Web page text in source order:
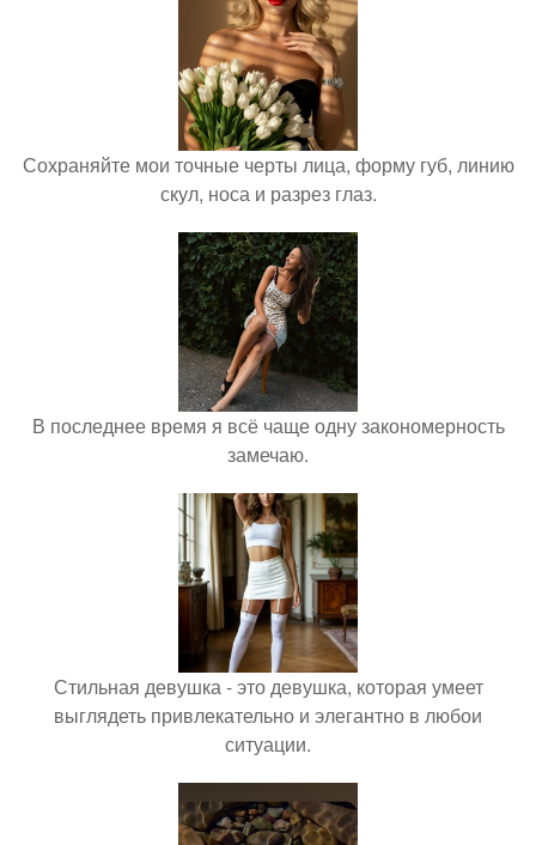
Сохраняйте мои точные черты лица, форму губ, линию
скул, носа и разрез глаз.
В последнее время я всё чаще одну закономерность
замечаю.
Стильная девушка - это девушка, которая умеет
выглядеть привлекательно и элегантно в любои
ситуации.